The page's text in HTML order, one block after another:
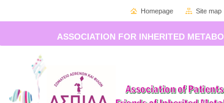
ASSOCIATION FOR INHERITED
Homepage Site map